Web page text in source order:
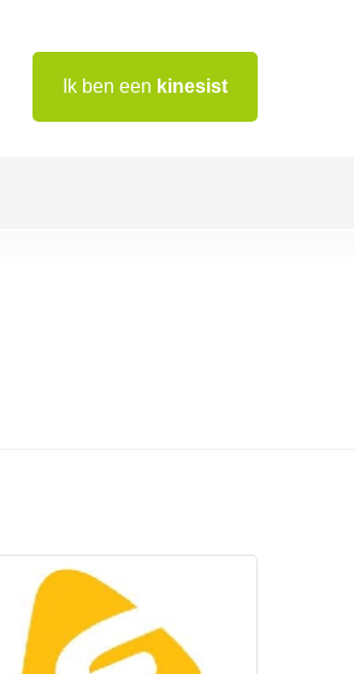
Ik ben een kinesist